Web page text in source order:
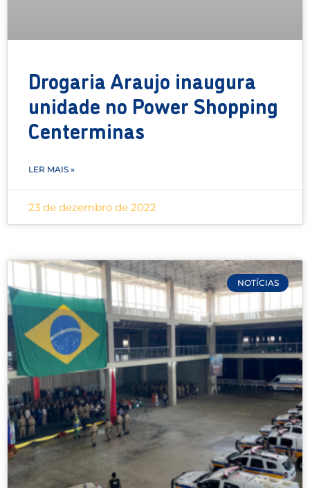
Drogaria Araujo inaugura
unidade no Power Shopping
Centerminas
LER MAIS »
23 de dezembro de 2022
NOTÍCIAS